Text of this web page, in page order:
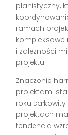
planistyczny,
ramach
kompleksowe
i zależności
projektu.
Znaczenie
projektami
roku
projektach ma
tendencja